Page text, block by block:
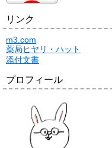
リンク
m3.com
薬局ヒヤリ・ハット
添付文書
プロフィール